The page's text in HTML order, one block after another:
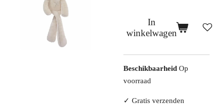
In
winkelwagen
Beschikbaarheid Op
voorraad
✓ Gratis verzenden